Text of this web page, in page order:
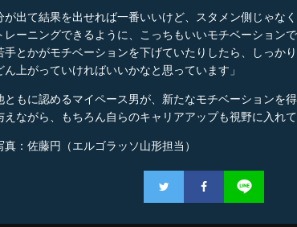
が出て結果を出せれば一番いいけど、スタメン側じゃな
レーニングできるように、こっちもいいモチベーション
手とかがモチベーションを下げていたりしたら、しっか
ん上がっていければいいかなと思っています」
もに認めるマイペース男が、新たなモチベーションを
えながら、もちろん自らのキャリアアップも視野に入れて
真：佐藤円（エルゴラッソ山形担当）